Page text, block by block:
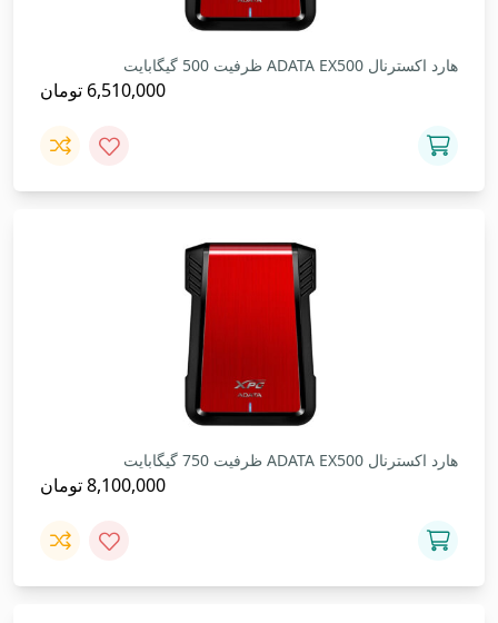
هارد اکسترنال ADATA EX500 ظرفیت 500 گیگابایت
6,510,000 تومان
هارد اکسترنال ADATA EX500 ظرفیت 750 گیگابایت
8,100,000تومان